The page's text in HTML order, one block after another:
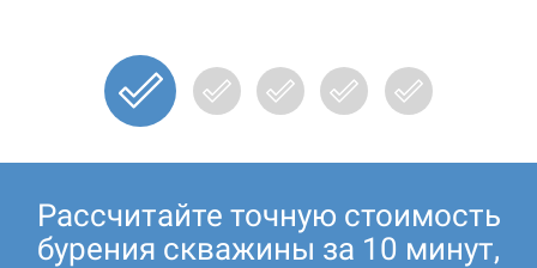
Рассчитайте точную стоимость
бурения скважины за 10 минут,